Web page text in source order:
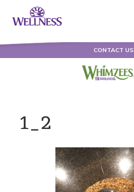
CONTACT US
1_2